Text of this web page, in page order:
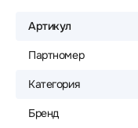
Артикул
Партномер
Категория
Бренд